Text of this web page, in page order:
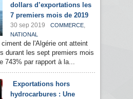
dollars d’exportations les
7 premiers mois de 2019
30 sep 2019 COMMERCE,
NATIONAL
de l'Algérie ont atteint
durant les sept premiers mois
743% par rapport à la...
Exportations hors
hydrocarbures : Une